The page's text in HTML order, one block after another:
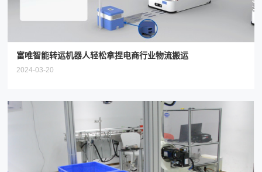
富唯智能转运机器人轻松拿捏电商行业物流搬运
2024-03-20